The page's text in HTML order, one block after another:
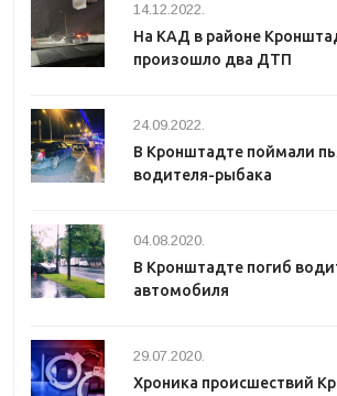
14.12.2022.
На КАД в районе
произошло два ДТП
24.09.2022.
В Кронштадте поймали
водителя-рыбака
04.08.2020.
В Кронштадте погиб
автомобиля
29.07.2020.
Хроника происшествий